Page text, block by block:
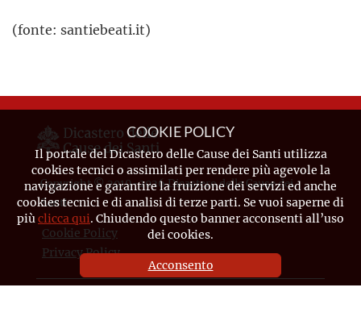
(fonte: santiebeati.it)
Copyright © 2019-2026 Dicastero delle Cause dei
Santi
Cookie Policy
Privacy Policy
COOKIE POLICY
Il portale del Dicastero delle Cause dei Santi utilizza
cookies tecnici o assimilati per rendere più agevole la
navigazione e garantire la fruizione dei servizi ed anche
cookies tecnici e di analisi di terze parti. Se vuoi saperne di
piùclicca qui. Chiudendo questo banner acconsenti all’uso
dei cookies.
Acconsento